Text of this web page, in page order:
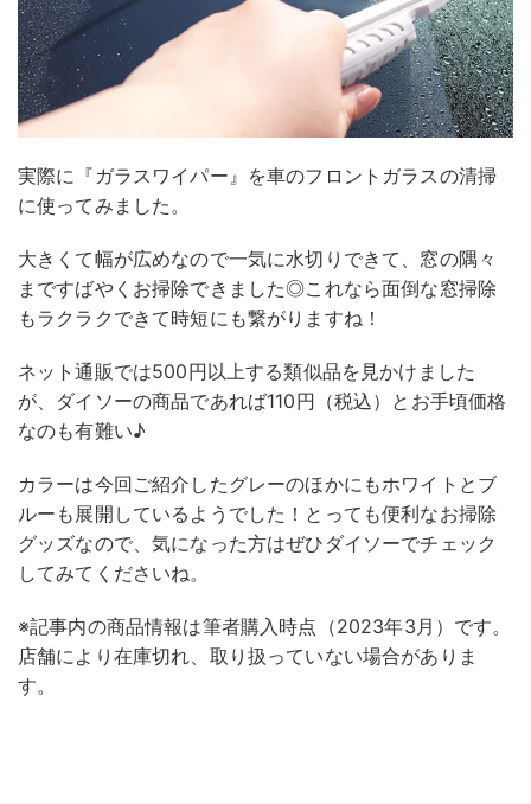
実際に『ガラスワイパー』を車のフロントガラスの清掃
に使ってみました。
大きくて幅が広めなので一気に水切りできて、窓の隅々
まですばやくお掃除できました◎これなら面倒な窓掃除
もラクラクできて時短にも繋がりますね！
ネット通販では500円以上する類似品を見かけました
が、ダイソーの商品であれば110円（税込）とお手頃価格
なのも有難い♪
カラーは今回ご紹介したグレーのほかにもホワイトとブ
ルーも展開しているようでした！とっても便利なお掃除
グッズなので、気になった方はぜひダイソーでチェック
してみてくださいね。
※記事内の商品情報は筆者購入時点（2023年3月）です。
店舗により在庫切れ、取り扱っていない場合がありま
す。